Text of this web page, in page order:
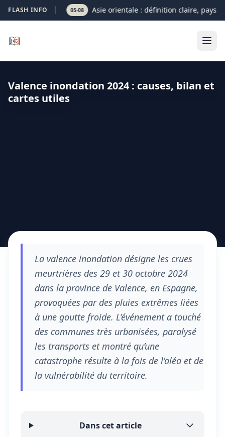
FLASH INFO 05-08 Asie orientale : définition claire, pays
Valence inondation 2024 : causes, bilan et
cartes utiles
La valence inondation désigne les crues
meurtrières des 29 et 30 octobre 2024
dans la province de Valence, en Espagne,
provoquées par des pluies extrêmes liées
à une goutte froide. L’événement a touché
des communes très urbanisées, paralysé
les transports et montré qu’une
catastrophe résulte à la fois de l’aléa et de
la vulnérabilité du territoire.
Dans cet article